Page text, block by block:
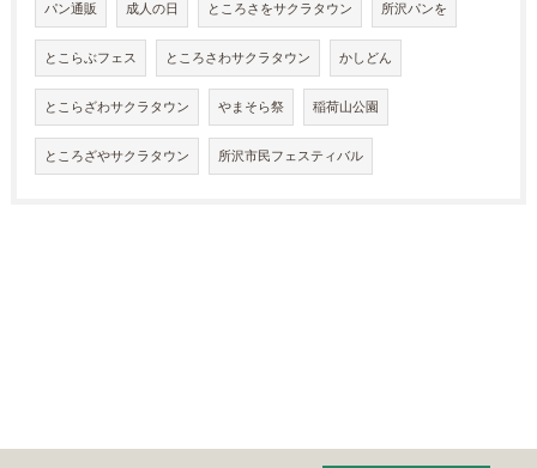
パン通販 成人の日 ところさをサクラタウン 所沢パンを
とこらぶフェス ところさわサクラタウン かしどん
とこらざわサクラタウン やまそら祭 稲荷山公園
ところざやサクラタウン 所沢市民フェスティバル